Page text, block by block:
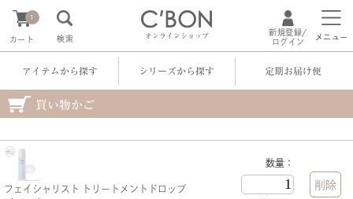
オンラインショップ
カート
1
検索
新規登録/
ログイン
メニュー
アイテムから探す シリーズから探す 定期お届け便
買い物かご
フェイシャリスト トリートメントドロップ
数量：